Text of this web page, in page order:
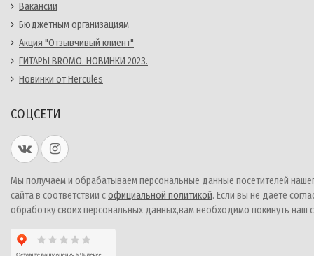
Вакансии
Бюджетным организациям
Акция "Отзывчивый клиент"
ГИТАРЫ BROMO. НОВИНКИ 2023.
Новинки от Hercules
СОЦСЕТИ
Мы получаем и обрабатываем персональные данные посетителей
сайта в соответствии софициальной политикой. Если вы не даете
обработку своих персональных данных,вам необходимо покинуть наш